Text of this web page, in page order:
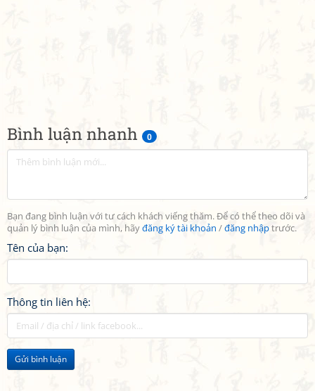
Bình luận nhanh 0
Bạn đang bình luận với tư cách khách viếng thăm. Để có thể theo dõi và
quản lý bình luận của mình, hãyđăng ký tài khoản /đăng nhậptrước.
Tên của bạn:
Thông tin liên hệ:
Gửi bình luận